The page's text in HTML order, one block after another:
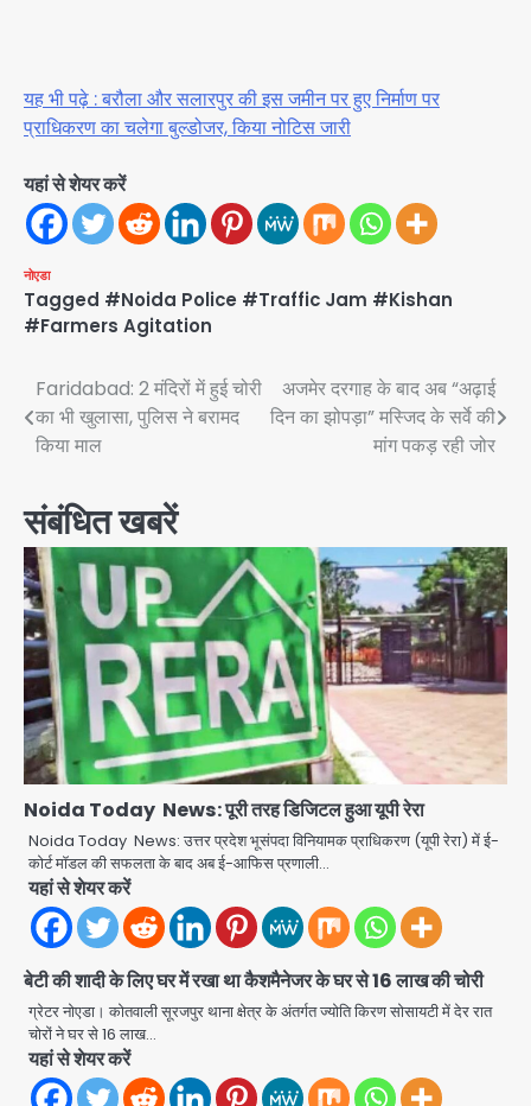
यह भी पढ़े : बरौला और सलारपुर की इस जमीन पर हुए निर्माण पर
प्राधिकरण का चलेगा बुल्डोजर, किया नोटिस जारी
यहां से शेयर करें
नोएडा
Tagged #Noida Police #Traffic Jam #Kishan
#Farmers Agitation
Post
navigation
Faridabad: 2 मंदिरों में हुई चोरी
का भी खुलासा, पुलिस ने बरामद
किया माल
अजमेर दरगाह के बाद अब “अढ़ाई
दिन का झोपड़ा” मस्जिद के सर्वे की
मांग पकड़ रही जोर
संबंधित खबरें
Noida Today News: पूरी तरह डिजिटल हुआ यूपी रेरा
Noida Today News: उत्तर प्रदेश भूसंपदा विनियामक प्राधिकरण (यूपी रेरा) में ई-
कोर्ट मॉडल की सफलता के बाद अब ई-आफिस प्रणाली…
यहां से शेयर करें
बेटी की शादी के लिए घर में रखा था कैशमैनेजर के घर से 16 लाख की चोरी
ग्रेटर नोएडा। कोतवाली सूरजपुर थाना क्षेत्र के अंतर्गत ज्योति किरण सोसायटी में देर रात
चोरों ने घर से 16 लाख…
यहां से शेयर करें
2
Felix Hospital Noida: फेलिक्स
हॉस्पिटल और नोएडा लोक मंच की पहल, अब
सिर्फ 30 रुपये में मिलेगी 24 घंटे ऑनलाइन
डॉक्टर परामर्श सुविधा
Avinash Kumar
प्राधिकरण ने संभाला मोर्चा, सेक्टर 105